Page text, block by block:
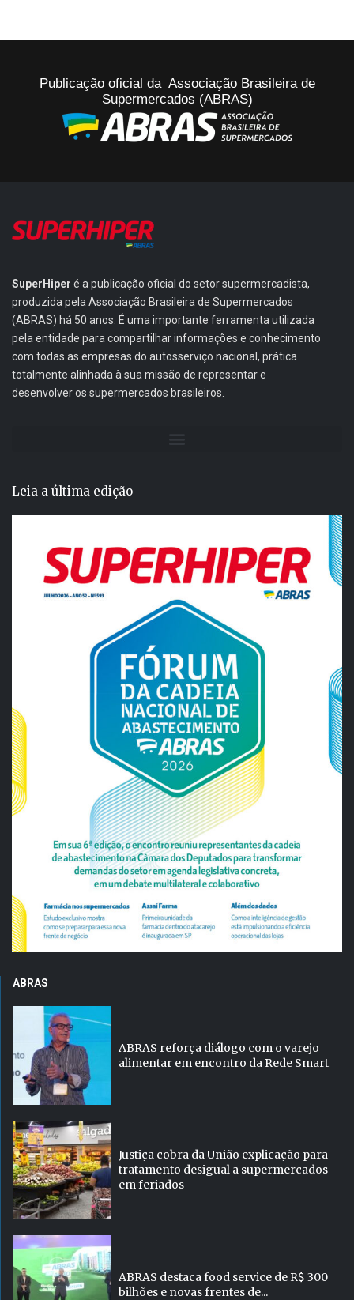
Publicação oficial da Associação Brasileira de
Supermercados (ABRAS)
SuperHiper é a publicação oficial do setor supermercadista,
produzida pela Associação Brasileira de Supermercados
(ABRAS) há 50 anos. É uma importante ferramenta utilizada
pela entidade para compartilhar informações e conhecimento
com todas as empresas do autosserviço nacional, prática
totalmente alinhada à sua missão de representar e
desenvolver os supermercados brasileiros.
Leia a última edição
ABRAS
ABRAS reforça diálogo com o varejo
alimentar em encontro da Rede Smart
Justiça cobra da União explicação para
tratamento desigual a supermercados
em feriados
ABRAS destaca food service de R$ 300
bilhões e novas frentes de...